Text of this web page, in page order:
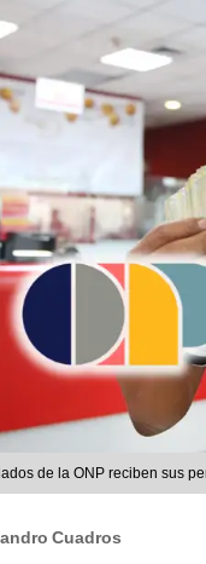
de la ONP reciben sus
Cuadros